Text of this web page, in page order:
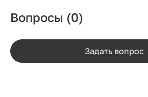
Вопросы (0)
Задать вопрос